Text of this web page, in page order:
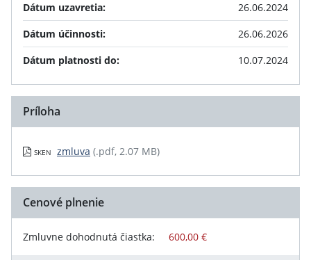
Dátum uzavretia:
26.06.2024
Dátum účinnosti:
26.06.2026
Dátum platnosti do:
10.07.2024
Príloha
SKEN zmluva (.pdf, 2.07 MB)
Cenové plnenie
Zmluvne dohodnutá čiastka: 600,00 €